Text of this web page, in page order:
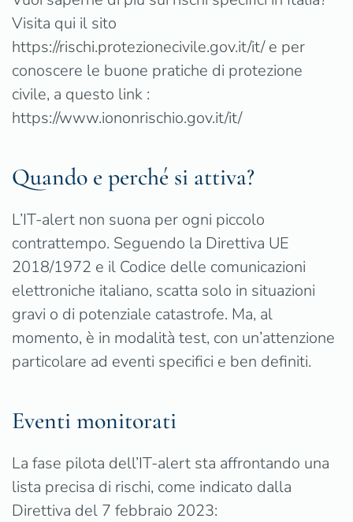
Visita qui il sito
https://rischi.protezionecivile.gov.it/it/ e per
conoscere le buone pratiche di protezione
civile, a questo link :
https://www.iononrischio.gov.it/it/
Quando e perché si attiva?
L’IT-alert non suona per ogni piccolo
contrattempo. Seguendo la Direttiva UE
2018/1972 e il Codice delle comunicazioni
elettroniche italiano, scatta solo in situazioni
gravi o di potenziale catastrofe. Ma, al
momento, è in modalità test, con un’attenzione
particolare ad eventi specifici e ben definiti.
Eventi monitorati
La fase pilota dell’IT-alert sta affrontando una
lista precisa di rischi, come indicato dalla
Direttiva del 7 febbraio 2023: